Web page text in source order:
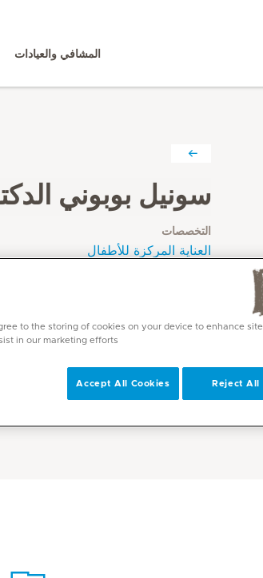
المشافي والعيادات
سونيل بوبوني
التخصصات
العناية المركزة للأطفال
to the storing of cookies on your device to enhance site
in our marketing efforts.
Reject All
Accept All Cookies